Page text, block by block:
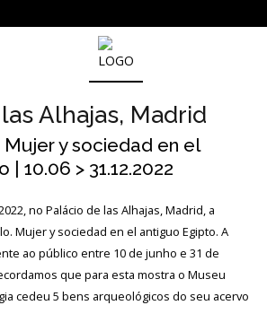
Alhajas, Madrid
Mujer y sociedad en el
10.06 > 31.12.2022
no Palácio de las Alhajas, Madrid, a
Mujer y sociedad en el antiguo Egipto. A
ao público entre 10 de junho e 31 de
que para esta mostra o Museu
cedeu 5 bens arqueológicos do seu acervo